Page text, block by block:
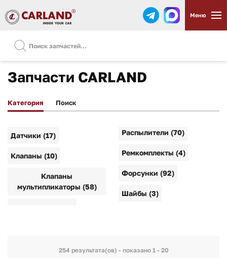
Меню
Запчасти CARLAND
Категория Поиск
Датчики (17)
Клапаны (10)
Клапаны
мультипликаторы (58)
Распылители (70)
Ремкомплекты (4)
Форсунки (92)
Шайбы (3)
254 результата(ов) - показано 1 - 20